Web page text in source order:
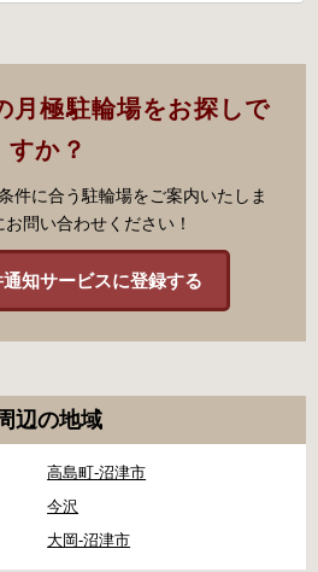
月極駐輪場をお探しで
すか？
件に合う駐輪場をご案内いたしま
問い合わせください！
知サービスに登録する
辺の地域
高島町-沼津市
今沢
大岡-沼津市